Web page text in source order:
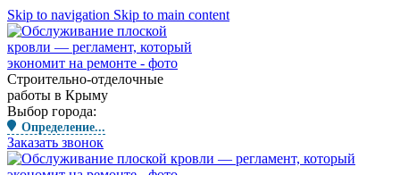
Skip to navigation Skip to main content
Строительно-отделочные
работы в Крыму
Выбор города:
Определение...
Заказать звонок